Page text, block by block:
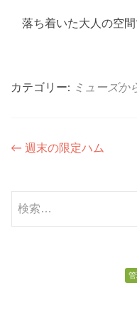
落ち着いた大人の空間
カテゴリー: ミューズか
投
ナ
ビ
← 週末の限定ハム
索: